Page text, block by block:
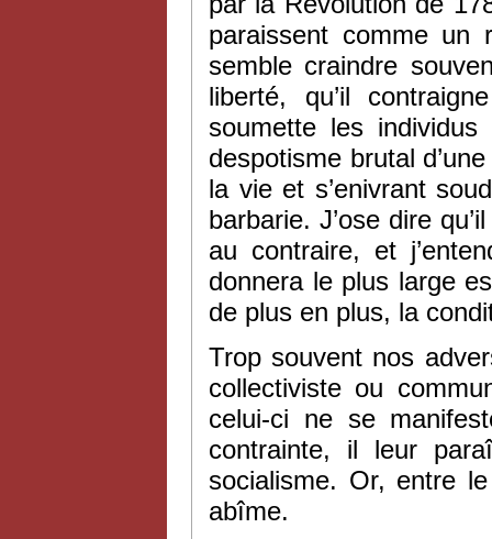
paraissent comme un
semble craindre
liberté, qu’il
soumette les
despotisme brutal
la vie et s’enivrant
barbarie. J’ose dire
au contraire, et
donnera le plus large
de plus en plus, la
Trop souvent nos
collectiviste ou
celui-ci ne se
contrainte, il leur
socialisme. Or, entre
abîme.